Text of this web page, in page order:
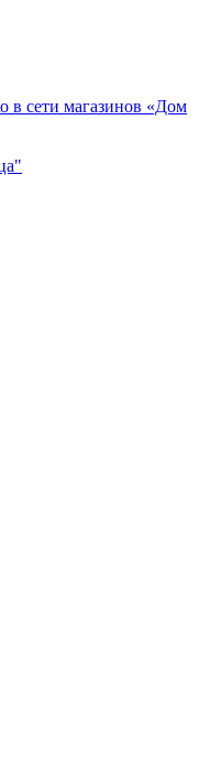
в сети магазинов «Дом